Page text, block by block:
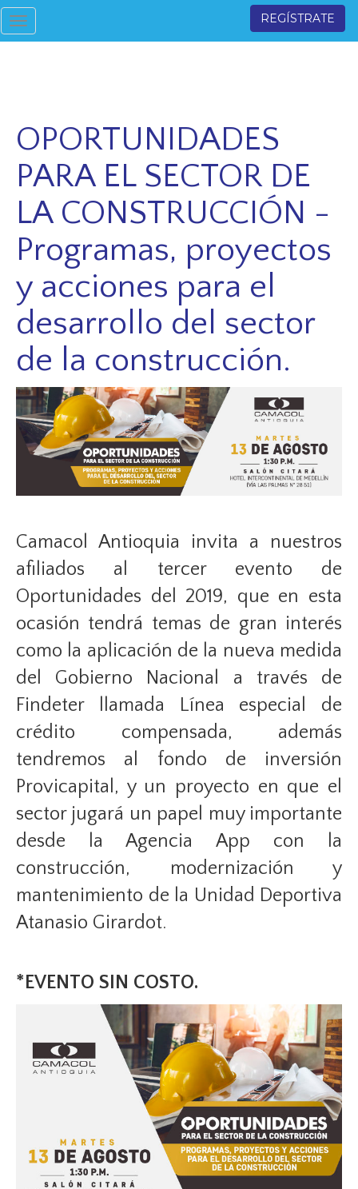
Toggle
navigation
REGÍSTRATE
OPORTUNIDADES
PARA EL SECTOR DE
LA CONSTRUCCIÓN -
Programas, proyectos
y acciones para el
desarrollo del sector
de la construcción.
Camacol Antioquia invita a nuestros
afiliados al tercer evento de
Oportunidades del 2019, que en esta
ocasión tendrá temas de gran interés
como la aplicación de la nueva medida
del Gobierno Nacional a través de
Findeter llamada Línea especial de
crédito compensada, además
tendremos al fondo de inversión
Provicapital, y un proyecto en que el
sector jugará un papel muy importante
desde la Agencia App con la
construcción, modernización y
mantenimiento de la Unidad Deportiva
Atanasio Girardot.
*EVENTO SIN COSTO.